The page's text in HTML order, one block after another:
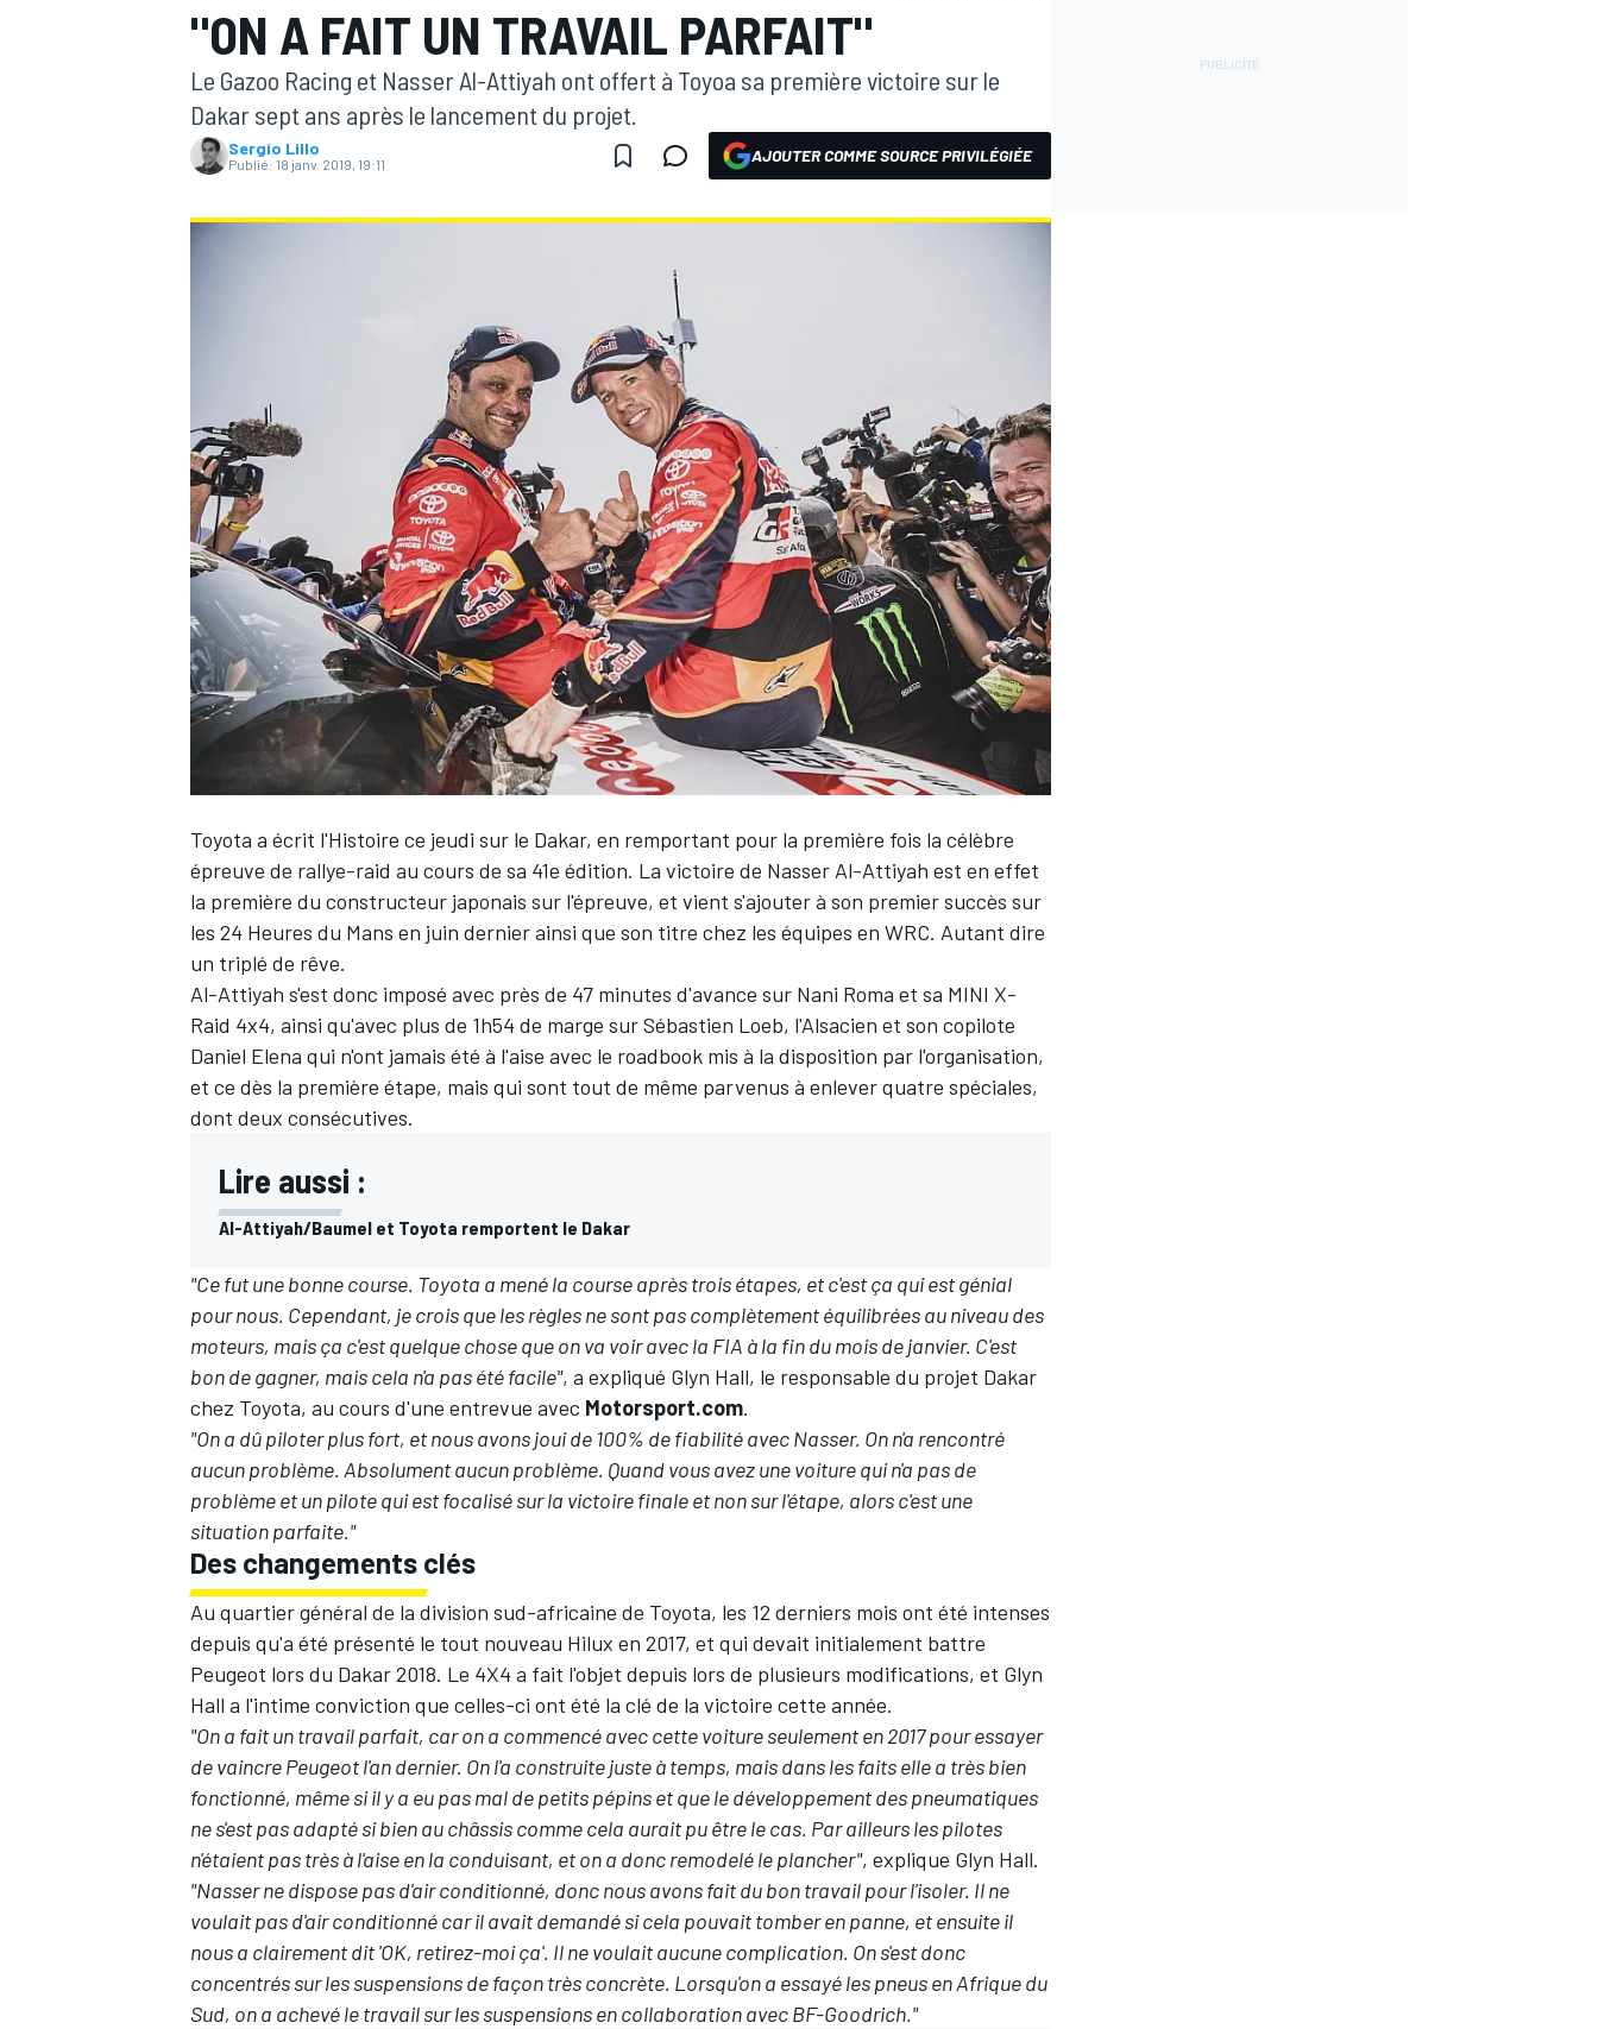
WRC
WEC
"ON A FAIT UN TRAVAIL PARFAIT"
Le Gazoo Racing et Nasser Al-Attiyah ont offert à Toyoa sa première victoire sur le
Dakar sept ans après le lancement du projet.
Sergio Lillo
Publié: 18 janv. 2019, 19:11 AJOUTER COMME SOURCE PRIVILÉGIÉE
Toyota a écrit l'Histoire ce jeudi sur le Dakar, en remportant pour la première fois la célèbre
épreuve de rallye-raid au cours de sa 41e édition. La victoire de Nasser Al-Attiyah est en effet
la première du constructeur japonais sur l'épreuve, et vient s'ajouter à son premier succès sur
les 24 Heures du Mans en juin dernier ainsi que son titre chez les équipes en WRC. Autant dire
un triplé de rêve.
Al-Attiyah s'est donc imposé avec près de 47 minutes d'avance sur Nani Roma et sa MINI X-
Raid 4x4, ainsi qu'avec plus de 1h54 de marge surSébastien Loeb, l'Alsacien et son copilote
Daniel Elena qui n'ont jamais été à l'aise avec le roadbook mis à la disposition par l'organisation,
et ce dès la première étape, mais qui sont tout de même parvenus à enlever quatre spéciales,
dont deux consécutives.
Lire aussi :
Al-Attiyah/Baumel et Toyota remportent le Dakar
"Ce fut une bonne course. Toyota a mené la course après trois étapes, et c'est ça qui est génial
pour nous. Cependant, je crois que les règles ne sont pas complètement équilibrées au niveau des
moteurs, mais ça c'est quelque chose que on va voir avec la FIA à la fin du mois de janvier. C'est
bon de gagner, mais cela n'a pas été facile", a expliqué Glyn Hall, le responsable du projet Dakar
chez Toyota, au cours d'une entrevue avec Motorsport.com.
"On a dû piloter plus fort, et nous avons joui de 100% de fiabilité avec Nasser. On n'a rencontré
aucun problème. Absolument aucun problème. Quand vous avez une voiture qui n'a pas de
problème et un pilote qui est focalisé sur la victoire finale et non sur l'étape, alors c'est une
situation parfaite."
Des changements clés
Au quartier général de la division sud-africaine de Toyota, les 12 derniers mois ont été intenses
depuis qu'a été présenté le tout nouveau Hilux en 2017, et qui devait initialement battre
Peugeot lors du Dakar 2018. Le 4X4 a fait l'objet depuis lors de plusieurs modifications, et Glyn
Hall a l'intime conviction que celles-ci ont été la clé de la victoire cette année.
"On a fait un travail parfait, car on a commencé avec cette voiture seulement en 2017 pour essayer
de vaincre Peugeot l'an dernier. On l'a construite juste à temps, mais dans les faits elle a très bien
fonctionné, même si il y a eu pas mal de petits pépins et que le développement des pneumatiques
ne s'est pas adapté si bien au châssis comme cela aurait pu être le cas. Par ailleurs les pilotes
n'étaient pas très à l'aise en la conduisant, et on a donc remodelé le plancher", explique Glyn Hall.
"Nasser ne dispose pas d'air conditionné, donc nous avons fait du bon travail pour l'isoler. Il ne
voulait pas d'air conditionné car il avait demandé si cela pouvait tomber en panne, et ensuite il
nous a clairement dit 'OK, retirez-moi ça'. Il ne voulait aucune complication. On s'est donc
concentrés sur les suspensions de façon très concrète. Lorsqu'on a essayé les pneus en Afrique du
Sud, on a achevé le travail sur les suspensions en collaboration avec BF-Goodrich."